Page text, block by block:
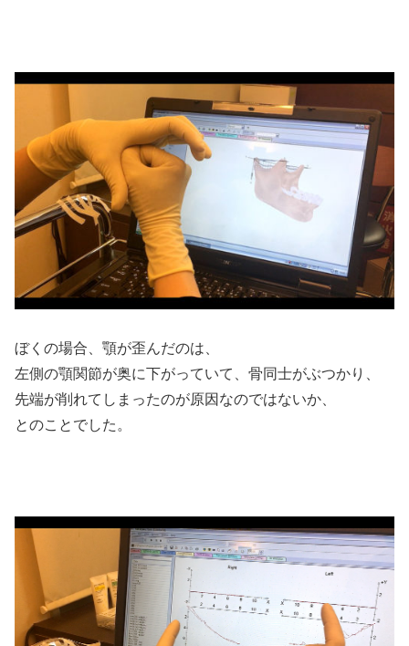
ぼくの場合、顎が歪んだのは、
左側の顎関節が奥に下がっていて、骨同士がぶつかり、
先端が削れてしまったのが原因なのではないか、
とのことでした。